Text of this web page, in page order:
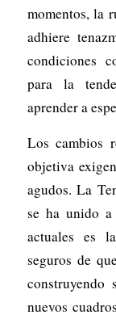
momentos, la
adhiere
condiciones
para la
aprender a
Los cambios
objetiva
agudos. La
se ha unido a
actuales es
seguros de
construyendo
nuevos